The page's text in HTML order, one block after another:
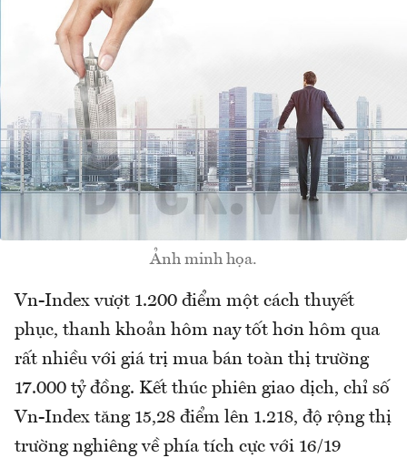
Ảnh minh họa.
Vn-Index vượt 1.200 điểm một cách thuyết
phục, thanh khoản hôm nay tốt hơn hôm qua
rất nhiều với giá trị mua bán toàn thị trường
17.000 tỷ đồng. Kết thúc phiên giao dịch, chỉ số
Vn-Index tăng 15,28 điểm lên 1.218, độ rộng thị
trường nghiêng về phía tích cực với 16/19